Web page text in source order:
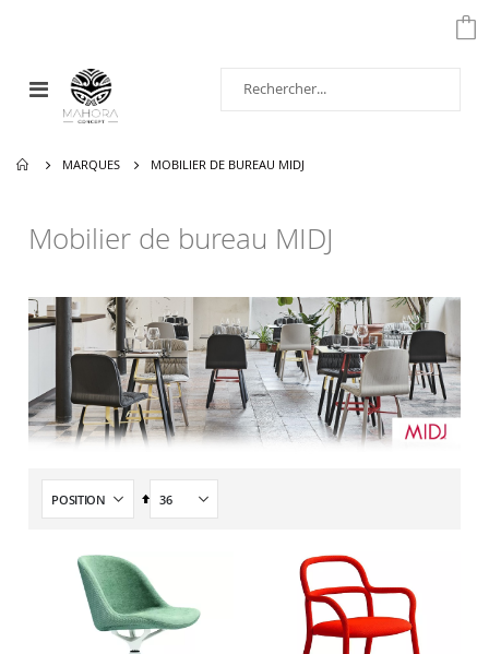
Affichage
navigation
MARQUES MOBILIER DE BUREAU MIDJ
Mobilier de bureau MIDJ
Par
ordre